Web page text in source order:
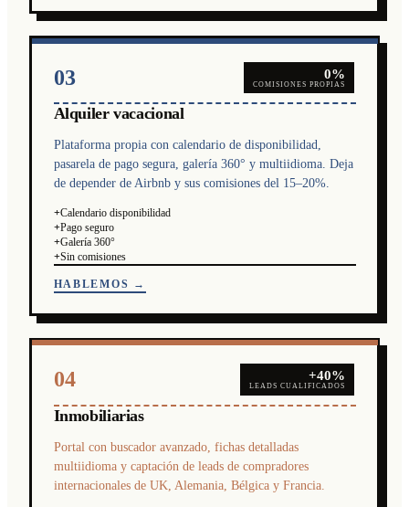
03 0%
COMISIONES PROPIAS
Alquiler vacacional
Plataforma propia con calendario de disponibilidad,
pasarela de pago segura, galería 360° y multiidioma. Deja
de depender de Airbnb y sus comisiones del 15–20%.
+Calendario disponibilidad
+Pago seguro
+Galería 360°
+Sin comisiones
HABLEMOS →
04 +40%
LEADS CUALIFICADOS
Inmobiliarias
Portal con buscador avanzado, fichas detalladas
multiidioma y captación de leads de compradores
internacionales de UK, Alemania, Bélgica y Francia.